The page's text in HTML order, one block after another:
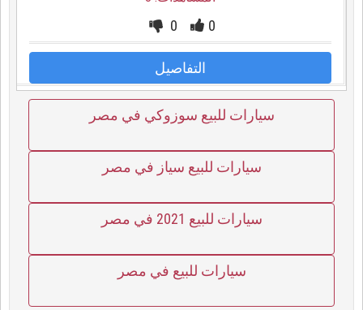
0
0
التفاصيل
سيارات للبيع سوزوكي في مصر
سيارات للبيع سياز في مصر
سيارات للبيع 2021 في مصر
سيارات للبيع في مصر